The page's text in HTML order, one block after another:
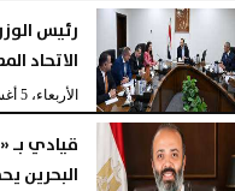
رئيس
الاتحاد
الأربعاء، 5 أغسطس 2026
قيادي
البحرين